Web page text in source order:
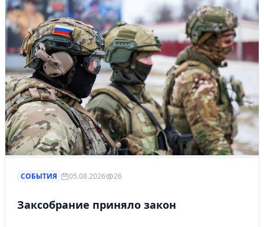
СОБЫТИЯ 05.08.2026 26
Заксобрание приняло закон